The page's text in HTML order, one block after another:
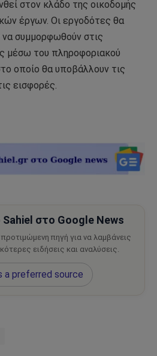
στον κλάδο της οικοδομής
έργων. Οι εργοδότες θα
συμμορφωθούν στις
μέσω του πληροφοριακού
οποίο θα υποβάλλουν τις
εισφορές.
στο Google News
πηγή για να λαμβάνεις
ειδήσεις και αναλύσεις.
a preferred source